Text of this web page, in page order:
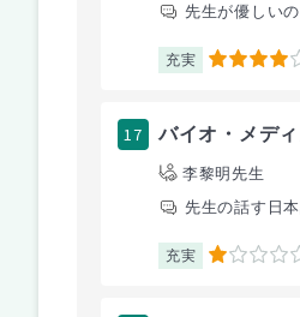
先生が優しい
充実 4
17 バイオ・メデ
李黎明先生
先生の話す日
充実 1